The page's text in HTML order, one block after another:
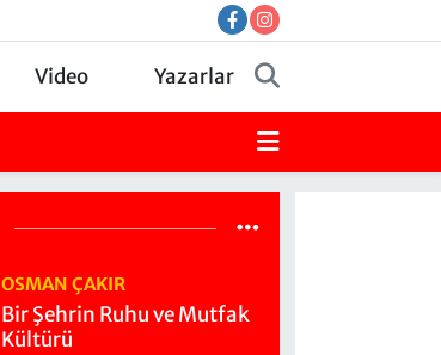
Video Yazarlar
OSMAN ÇAKIR
Bir Şehrin Ruhu ve Mutfak
Kültürü